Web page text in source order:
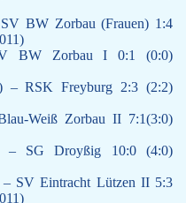
BW Zorbau (Frauen) 1:4
BW Zorbau I 0:1 (0:0)
– RSK Freyburg 2:3 (2:2)
Weiß Zorbau II 7:1(3:0)
– SG Droyßig 10:0 (4:0)
SV Eintracht Lützen II 5:3